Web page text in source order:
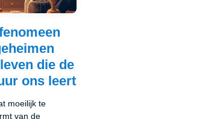
die de
ons leert
moeilijk te
van de